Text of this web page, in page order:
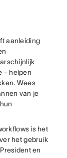
aanleiding
- helpen
Wees
van je
is het
het gebruik
en